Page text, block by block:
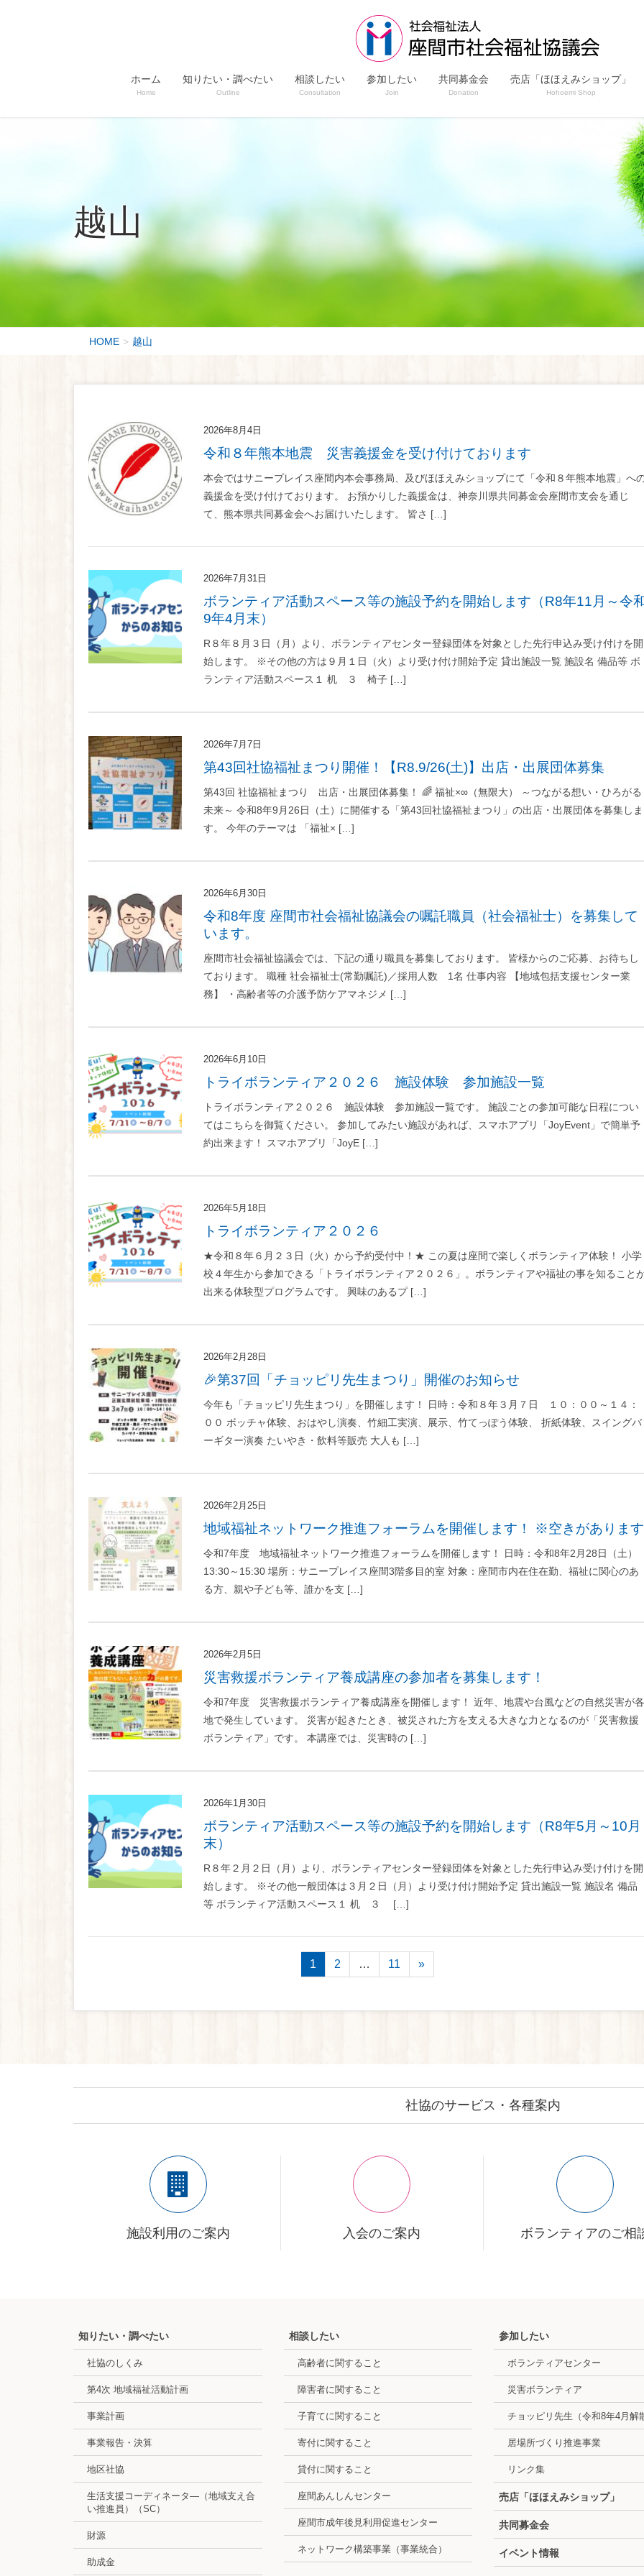
ホーム
Home
知りたい・調べたい
Outline
相談したい
Consultation
参加したい
Join
共同募金会
Donation
売店「ほほえみショップ」
Hohoemi Shop
越山
HOME 越山
2026年8月4日
令和８年熊本地震 災害義援金を受け付けております
本会ではサニープレイス座間内本会事務局、及びほほえみショップにて「令和８年熊本地震」へ
義援金を受け付けております。 お預かりした義援金は、神奈川県共同募金会座間市支会を通じ
て、熊本県共同募金会へお届けいたします。 皆さ […]
2026年7月31日
ボランティア活動スペース等の施設予約を開始します（R8年11月～令和
9年4月末）
R８年８月３日（月）より、ボランティアセンター登録団体を対象とした先行申込み受け付けを開
始します。 ※その他の方は９月１日（火）より受け付け開始予定 貸出施設一覧 施設名 備品等 ボ
ランティア活動スペース１ 机 ３ 椅子 […]
2026年7月7日
第43回社協福祉まつり開催！【R8.9/26(土)】出店・出展団体募集
第43回 社協福祉まつり 出店・出展団体募集！ 🌈 福祉×∞（無限大） ～つながる想い・ひろがる
未来～ 令和8年9月26日（土）に開催する「第43回社協福祉まつり」の出店・出展団体を募集しま
す。 今年のテーマは 「福祉× […]
2026年6月30日
令和8年度 座間市社会福祉協議会の嘱託職員（社会福祉士）を募集して
います。
座間市社会福祉協議会では、下記の通り職員を募集しております。 皆様からのご応募、お待ちし
ております。 職種 社会福祉士(常勤嘱託)／採用人数 1名 仕事内容 【地域包括支援センター業
務】 ・高齢者等の介護予防ケアマネジメ […]
2026年6月10日
トライボランティア２０２６ 施設体験 参加施設一覧
トライボランティア２０２６ 施設体験 参加施設一覧です。 施設ごとの参加可能な日程につい
てはこちらを御覧ください。 参加してみたい施設があれば、スマホアプリ「JoyEvent」で簡単予
約出来ます！ スマホアプリ「JoyE […]
2026年5月18日
トライボランティア２０２６
★令和８年６月２３日（火）から予約受付中！★ この夏は座間で楽しくボランティア体験！ 小学
校４年生から参加できる「トライボランティア２０２６」。ボランティアや福祉の事を知ること
出来る体験型プログラムです。 興味のあるプ […]
2026年2月28日
🎉第37回「チョッピリ先生まつり」開催のお知らせ
今年も「チョッピリ先生まつり」を開催します！ 日時：令和８年３月７日 １０：００～１４：
００ ボッチャ体験、おはやし演奏、竹細工実演、展示、竹てっぽう体験、 折紙体験、スイングバ
ーギター演奏 たいやき・飲料等販売 大人も […]
2026年2月25日
地域福祉ネットワーク推進フォーラムを開催します！ ※空きがあります
令和7年度 地域福祉ネットワーク推進フォーラムを開催します！ 日時：令和8年2月28日（土）
13:30～15:30 場所：サニープレイス座間3階多目的室 対象：座間市内在住在勤、福祉に関心のあ
る方、親や子ども等、誰かを支 […]
2026年2月5日
災害救援ボランティア養成講座の参加者を募集します！
令和7年度 災害救援ボランティア養成講座を開催します！ 近年、地震や台風などの自然災害が各
地で発生しています。 災害が起きたとき、被災された方を支える大きな力となるのが「災害救援
ボランティア」です。 本講座では、災害時の […]
2026年1月30日
ボランティア活動スペース等の施設予約を開始します（R8年5月～10月
末）
R８年２月２日（月）より、ボランティアセンター登録団体を対象とした先行申込み受け付けを開
始します。 ※その他一般団体は３月２日（月）より受け付け開始予定 貸出施設一覧 施設名 備品
等 ボランティア活動スペース１ 机 ３ […]
1 2 … 11 »
社協のサービス・各種案内
施設利用のご案内 入会のご案内 ボランティアのご相
知りたい・調べたい
社協のしくみ
第4次 地域福祉活動計画
事業計画
事業報告・決算
地区社協
生活支援コーディネータ―（地域支え合
い推進員）（SC）
財源
助成金
相談したい
高齢者に関すること
障害者に関すること
子育てに関すること
寄付に関すること
貸付に関すること
座間あんしんセンター
座間市成年後見利用促進センター
ネットワーク構築事業（事業統合）
参加したい
ボランティアセンター
災害ボランティア
チョッピリ先生（令和8年4月解
居場所づくり推進事業
リンク集
売店「ほほえみショップ」
共同募金会
イベント情報